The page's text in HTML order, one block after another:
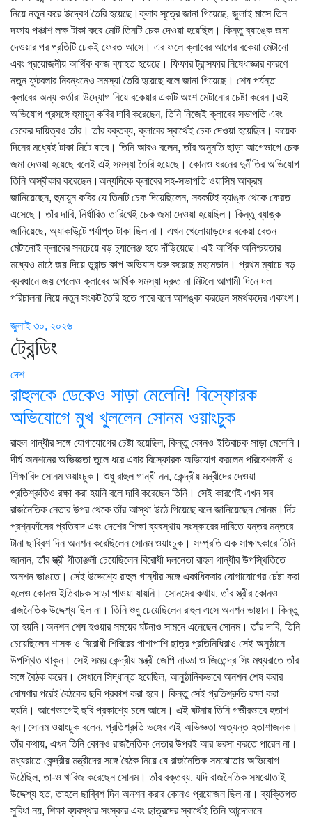
নিয়ে নতুন করে উদ্বেগ তৈরি হয়েছে।ক্লাব সূত্রে জানা গিয়েছে, জুলাই মাসে তিন
দফায় পঞ্চাশ লক্ষ টাকা করে মোট তিনটি চেক দেওয়া হয়েছিল। কিন্তু ব্যাঙ্কে জমা
দেওয়ার পর প্রতিটি চেকই ফেরত আসে। এর ফলে ক্লাবের আগের বকেয়া মেটানো
এবং প্রয়োজনীয় আর্থিক কাজ ব্যাহত হয়েছে। ফিফার ট্রান্সফার নিষেধাজ্ঞার কারণে
নতুন ফুটবলার নিবন্ধনেও সমস্যা তৈরি হয়েছে বলে জানা গিয়েছে। শেষ পর্যন্ত
ক্লাবের অন্য কর্তারা উদ্যোগ নিয়ে বকেয়ার একটি অংশ মেটানোর চেষ্টা করেন।এই
অভিযোগ প্রসঙ্গে হুমায়ুন কবির দাবি করেছেন, তিনি নিজেই ক্লাবের সভাপতি এবং
চেকের দায়িত্বও তাঁর। তাঁর বক্তব্য, ক্লাবের স্বার্থেই চেক দেওয়া হয়েছিল। কয়েক
দিনের মধ্যেই টাকা মিটে যাবে। তিনি আরও বলেন, তাঁর অনুমতি ছাড়া আগেভাগে চেক
জমা দেওয়া হয়েছে বলেই এই সমস্যা তৈরি হয়েছে। কোনও ধরনের দুর্নীতির অভিযোগ
তিনি অস্বীকার করেছেন।অন্যদিকে ক্লাবের সহ-সভাপতি ওয়াসিম আক্রম
জানিয়েছেন, হুমায়ুন কবির যে তিনটি চেক দিয়েছিলেন, সবকটিই ব্যাঙ্ক থেকে ফেরত
এসেছে। তাঁর দাবি, নির্ধারিত তারিখেই চেক জমা দেওয়া হয়েছিল। কিন্তু ব্যাঙ্ক
জানিয়েছে, অ্যাকাউন্টে পর্যাপ্ত টাকা ছিল না। এখন খেলোয়াড়দের বকেয়া বেতন
মেটানোই ক্লাবের সবচেয়ে বড় চ্যালেঞ্জ হয়ে দাঁড়িয়েছে।এই আর্থিক অনিশ্চয়তার
মধ্যেও মাঠে জয় দিয়ে ডুরান্ড কাপ অভিযান শুরু করেছে মহমেডান। প্রথম ম্যাচে বড়
ব্যবধানে জয় পেলেও ক্লাবের আর্থিক সমস্যা দ্রুত না মিটলে আগামী দিনে দল
পরিচালনা নিয়ে নতুন সংকট তৈরি হতে পারে বলে আশঙ্কা করছেন সমর্থকদের একাংশ।
জুলাই ৩০, ২০২৬
ট্রেন্ডিং
দেশ
রাহুলকে ডেকেও সাড়া মেলেনি! বিস্ফোরক
অভিযোগে মুখ খুললেন সোনম ওয়াংচুক
রাহুল গান্ধীর সঙ্গে যোগাযোগের চেষ্টা হয়েছিল, কিন্তু কোনও ইতিবাচক সাড়া মেলেনি।
দীর্ঘ অনশনের অভিজ্ঞতা তুলে ধরে এবার বিস্ফোরক অভিযোগ করলেন পরিবেশকর্মী ও
শিক্ষাবিদ সোনম ওয়াংচুক। শুধু রাহুল গান্ধী নন, কেন্দ্রীয় মন্ত্রীদের দেওয়া
প্রতিশ্রুতিও রক্ষা করা হয়নি বলে দাবি করেছেন তিনি। সেই কারণেই এখন সব
রাজনৈতিক নেতার উপর থেকে তাঁর আস্থা উঠে গিয়েছে বলে জানিয়েছেন সোনম।নিট
প্রশ্নফাঁসের প্রতিবাদ এবং দেশের শিক্ষা ব্যবস্থায় সংস্কারের দাবিতে যন্তর মন্তরে
টানা ছাব্বিশ দিন অনশন করেছিলেন সোনম ওয়াংচুক। সম্প্রতি এক সাক্ষাৎকারে তিনি
জানান, তাঁর স্ত্রী গীতাঞ্জলী চেয়েছিলেন বিরোধী দলনেতা রাহুল গান্ধীর উপস্থিতিতে
অনশন ভাঙতে। সেই উদ্দেশ্যে রাহুল গান্ধীর সঙ্গে একাধিকবার যোগাযোগের চেষ্টা করা
হলেও কোনও ইতিবাচক সাড়া পাওয়া যায়নি। সোনমের কথায়, তাঁর স্ত্রীর কোনও
রাজনৈতিক উদ্দেশ্য ছিল না। তিনি শুধু চেয়েছিলেন রাহুল এসে অনশন ভাঙান। কিন্তু
তা হয়নি।অনশন শেষ হওয়ার সময়ের ঘটনাও সামনে এনেছেন সোনম। তাঁর দাবি, তিনি
চেয়েছিলেন শাসক ও বিরোধী শিবিরের পাশাপাশি ছাত্র প্রতিনিধিরাও সেই অনুষ্ঠানে
উপস্থিত থাকুন। সেই সময় কেন্দ্রীয় মন্ত্রী জেপি নাড্ডা ও জিতেন্দ্র সিং মধ্যরাতে তাঁর
সঙ্গে বৈঠক করেন। সেখানে সিদ্ধান্ত হয়েছিল, আনুষ্ঠানিকভাবে অনশন শেষ করার
ঘোষণার পরেই বৈঠকের ছবি প্রকাশ করা হবে। কিন্তু সেই প্রতিশ্রুতি রক্ষা করা
হয়নি। আগেভাগেই ছবি প্রকাশ্যে চলে আসে। এই ঘটনায় তিনি গভীরভাবে হতাশ
হন।সোনম ওয়াংচুক বলেন, প্রতিশ্রুতি ভঙ্গের এই অভিজ্ঞতা অত্যন্ত হতাশাজনক।
তাঁর কথায়, এখন তিনি কোনও রাজনৈতিক নেতার উপরই আর ভরসা করতে পারেন না।
মধ্যরাতে কেন্দ্রীয় মন্ত্রীদের সঙ্গে বৈঠক নিয়ে যে রাজনৈতিক সমঝোতার অভিযোগ
উঠেছিল, তা-ও খারিজ করেছেন সোনম। তাঁর বক্তব্য, যদি রাজনৈতিক সমঝোতাই
উদ্দেশ্য হত, তাহলে ছাব্বিশ দিন অনশন করার কোনও প্রয়োজন ছিল না। ব্যক্তিগত
সুবিধা নয়, শিক্ষা ব্যবস্থার সংস্কার এবং ছাত্রদের স্বার্থেই তিনি আন্দোলনে